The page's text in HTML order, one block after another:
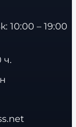
10:00 – 19:00
ч.